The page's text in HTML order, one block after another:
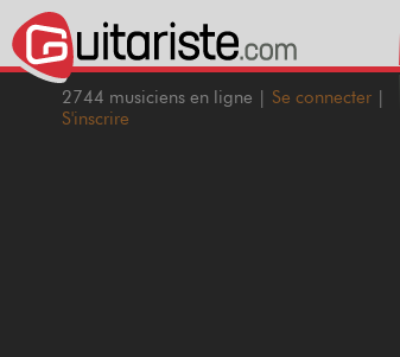
2744 musiciens en ligne | Se connecter |
S'inscrire